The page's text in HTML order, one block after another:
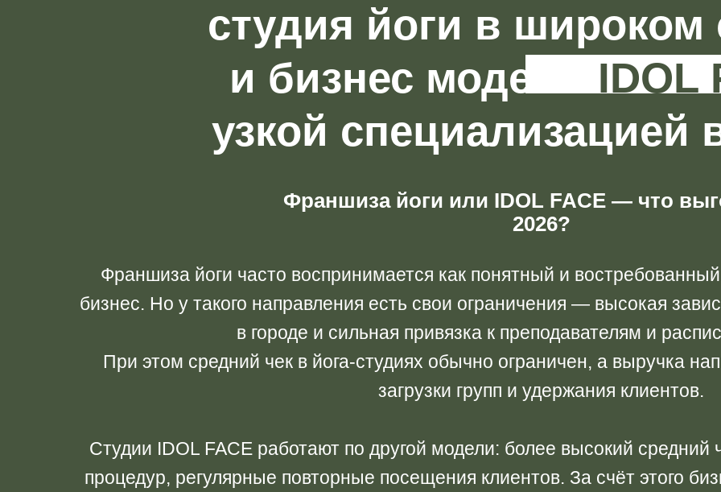
студия йоги в широком
и бизнес модель
IDOL
узкой специализацией
Франшиза йоги или IDOL FACE — что
2026?
Франшиза йоги часто воспринимается как понятный и
бизнес. Но у такого направления есть свои ограничения — высокая
в городе и сильная привязка к преподавателям и
При этом средний чек в йога-студиях обычно ограничен, а выручка
загрузки групп и удержания клиентов.
Студии IDOL FACE работают по другой модели: более высокий средний
процедур, регулярные повторные посещения клиентов. За счёт этого